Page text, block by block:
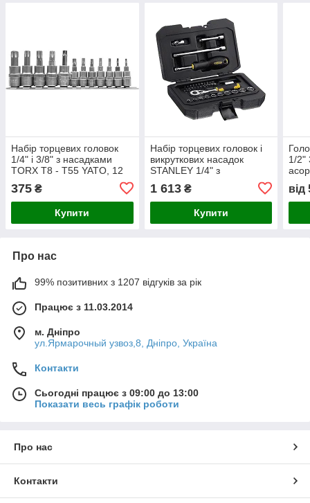
Набір торцевих головок
1/4" і 3/8" з насадками
TORX Т8 - Т55 YATO, 12
375 ₴
Купити
Набір торцевих головок і
викруткових насадок
STANLEY 1/4" з
1 613₴
Купити
1/2"
від
Про нас
99% позитивних з 1207 відгуків за рік
Працює з 11.03.2014
м. Дніпро
ул.Ярмарочный узвоз,8, Дніпро, Україна
Контакти
Сьогодні працює з 09:00 до 13:00
Показати весь графік роботи
Про нас
Контакти